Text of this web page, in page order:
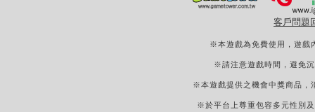
客戶問題
※本遊戲為免費使用，遊戲
※請注意遊戲時間，避免
※本遊戲提供之機會中獎商品，
※於平台上尊重包容多元性別